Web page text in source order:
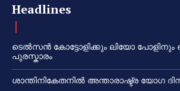
Headlines
ടെൽസൻ കോട്ടോളിക്കും ലിയോ
പുരസ്കാരം
ശാന്തിനികേതനിൽ അന്താരാഷ്ട്ര യോഗ